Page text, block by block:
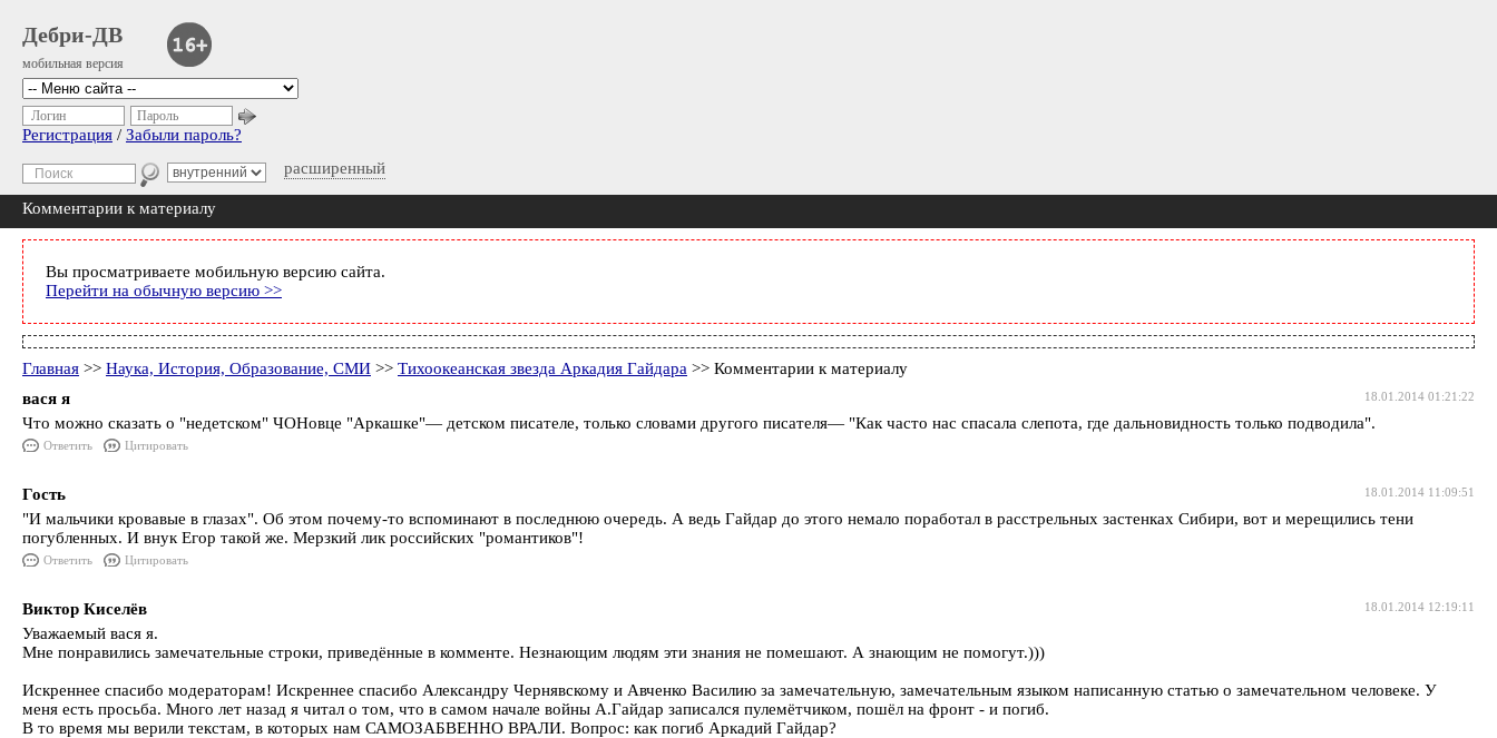
Дебри-ДВ
мобильная версия
расширенный
Логин Пароль
Регистрация / Забыли пароль?
Комментарии к материалу
Вы просматриваете мобильную версию сайта.
Перейти на обычную версию >>
Главная >> Наука, История, Образование, СМИ >> Тихоокеанская звезда Аркадия Гайдара >> Комментарии к материалу
18.01.2014 01:21:22
вася я
Что можно сказать о "недетском" ЧОНовце "Аркашке"― детском писателе, только словами другого писателя― "Как часто нас спасала слепота, где дальновидность только подводила".
Ответить Цитировать
18.01.2014 11:09:51
Гость
"И мальчики кровавые в глазах". Об этом почему-то вспоминают в последнюю очередь. А ведь Гайдар до этого немало поработал в расстрельных застенках Сибири, вот и мерещились тени
погубленных. И внук Егор такой же. Мерзкий лик российских "романтиков"!
Ответить Цитировать
18.01.2014 12:19:11
Виктор Киселёв
Уважаемый вася я.
Мне понравились замечательные строки, приведённые в комменте. Незнающим людям эти знания не помешают. А знающим не помогут.)))
Искреннее спасибо модераторам! Искреннее спасибо Александру Чернявскому и Авченко Василию за замечательную, замечательным языком написанную статью о замечательном человеке. У
меня есть просьба. Много лет назад я читал о том, что в самом начале войны А.Гайдар записался пулемётчиком, пошёл на фронт - и погиб.
В то время мы верили текстам, в которых нам САМОЗАБВЕННО ВРАЛИ. Вопрос: как погиб Аркадий Гайдар?